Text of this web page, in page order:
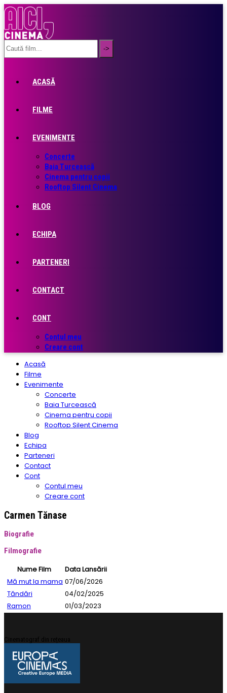
ACASĂ
FILME
EVENIMENTE
Concerte
Baia Turcească
Cinema pentru copii
Rooftop Silent Cinema
BLOG
ECHIPA
PARTENERI
CONTACT
CONT
Contul meu
Creare cont
Acasă
Filme
Evenimente
Concerte
Baia Turcească
Cinema pentru copii
Rooftop Silent Cinema
Blog
Echipa
Parteneri
Contact
Cont
Contul meu
Creare cont
Carmen Tănase
Biografie
Filmografie
Nume Film
Data Lansării
Mă mut la mama 07/06/2026
Țăndări
04/02/2025
Ramon
01/03/2023
Cinematograf din rețeaua